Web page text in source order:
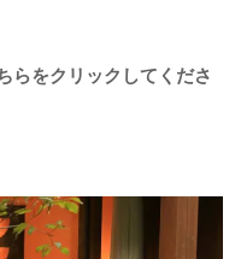
らをクリックしてくださ